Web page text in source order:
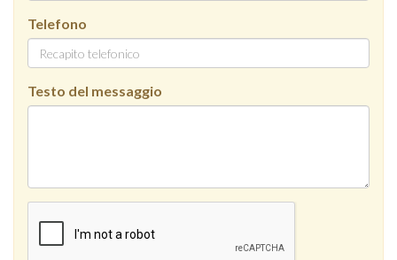
Telefono
Testo del messaggio